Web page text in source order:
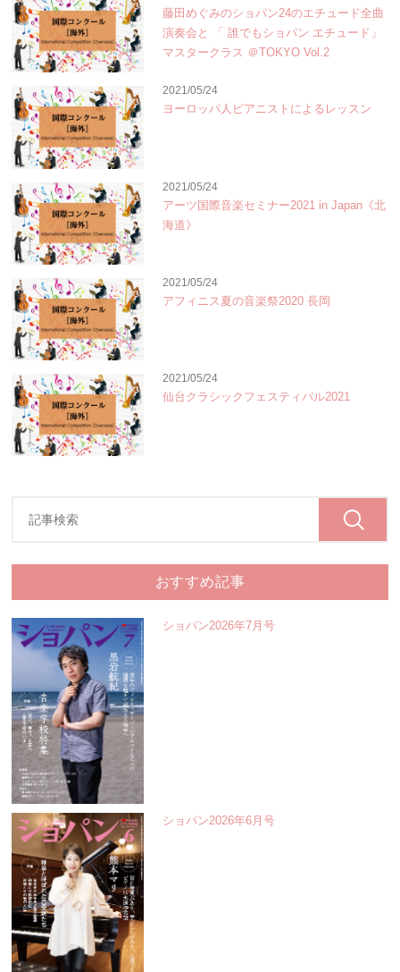
藤田めぐみのショパン24のエチュード全曲
演奏会と 「 誰でもショパン エチュード」
マスタークラス ＠TOKYO Vol.2
2021/05/24
ヨーロッパ人ピアニストによるレッスン
2021/05/24
アーツ国際音楽セミナー2021 in Japan《北
海道》
2021/05/24
アフィニス夏の音楽祭2020 長岡
2021/05/24
仙台クラシックフェスティバル2021
おすすめ記事
ショパン2026年7月号
ショパン2026年6月号